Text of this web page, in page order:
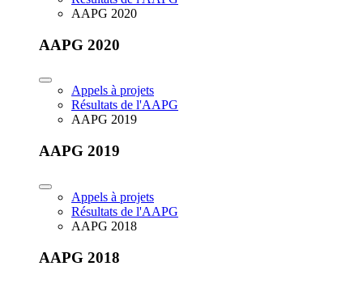
AAPG 2020
AAPG 2020
Appels à projets
Résultats de l'AAPG
AAPG 2019
AAPG 2019
Appels à projets
Résultats de l'AAPG
AAPG 2018
AAPG 2018